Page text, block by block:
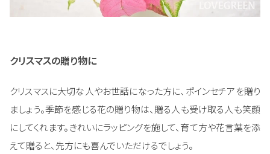
クリスマスの贈り物に
クリスマスに大切な人やお世話になった方に、ポインセチアを贈り
ましょう。季節を感じる花の贈り物は、贈る人も受け取る人も笑顔
にしてくれます。きれいにラッピングを施して、育て方や花言葉を添
えて贈ると、先方にも喜んでいただけるでしょう。